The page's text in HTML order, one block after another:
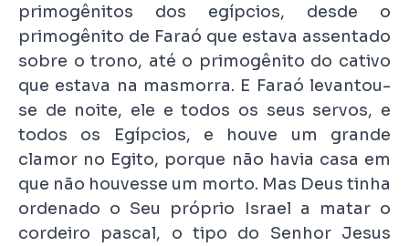
primogênitos dos egípcios, desde o
primogênito de Faraó que estava assentado
sobre o trono, até o primogênito do cativo
que estava na masmorra. E Faraó levantou-
se de noite, ele e todos os seus servos, e
todos os Egípcios, e houve um grande
clamor no Egito, porque não havia casa em
que não houvesse um morto. Mas Deus tinha
ordenado o Seu próprio Israel a matar o
cordeiro pascal, o tipo do Senhor Jesus